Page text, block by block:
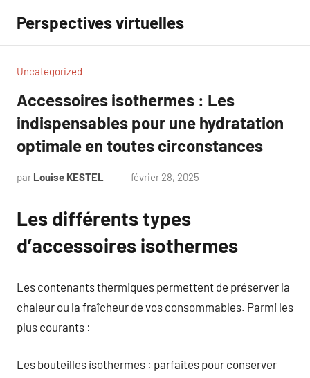
contenu
Perspectives virtuelles
Uncategorized
Accessoires isothermes : Les
indispensables pour une hydratation
optimale en toutes circonstances
par Louise KESTEL février 28, 2025
Les différents types
d’accessoires isothermes
Les contenants thermiques permettent de préserver la
chaleur ou la fraîcheur de vos consommables. Parmi les
plus courants :
Les bouteilles isothermes : parfaites pour conserver